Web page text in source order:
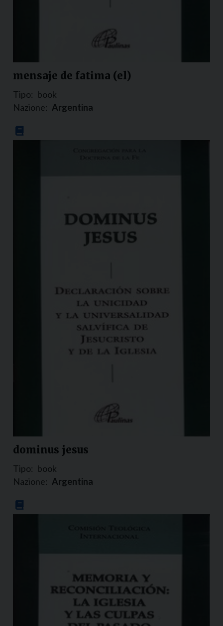
mensaje de fatima (el)
Tipo: book
Nazione: Argentina
dominus jesus
Tipo: book
Nazione: Argentina